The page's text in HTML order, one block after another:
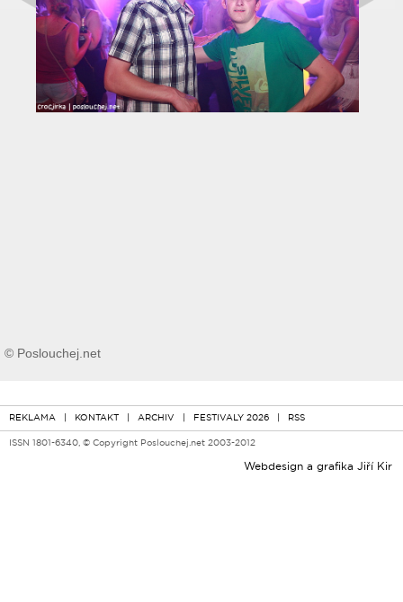
© Poslouchej.net
REKLAMA | KONTAKT | ARCHIV | FESTIVALY 2026 | RSS
ISSN 1801-6340, © Copyright Poslouchej.net 2003-2012
Webdesign a grafika Jiří Kir